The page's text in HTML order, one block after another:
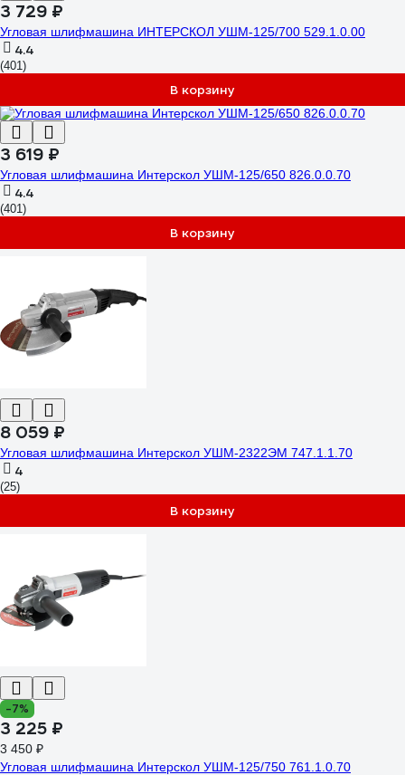
3 729 ₽
Угловая шлифмашина ИНТЕРСКОЛ УШМ-125/700 529.1.0.00
4.4
(401)
В корзину
3 619 ₽
Угловая шлифмашина Интерскол УШМ-125/650 826.0.0.70
4.4
(401)
В корзину
8 059 ₽
Угловая шлифмашина Интерскол УШМ-2322ЭМ 747.1.1.70
4
(25)
В корзину
-7%
3 225 ₽
3 450 ₽
Угловая шлифмашина Интерскол УШМ-125/750 761.1.0.70